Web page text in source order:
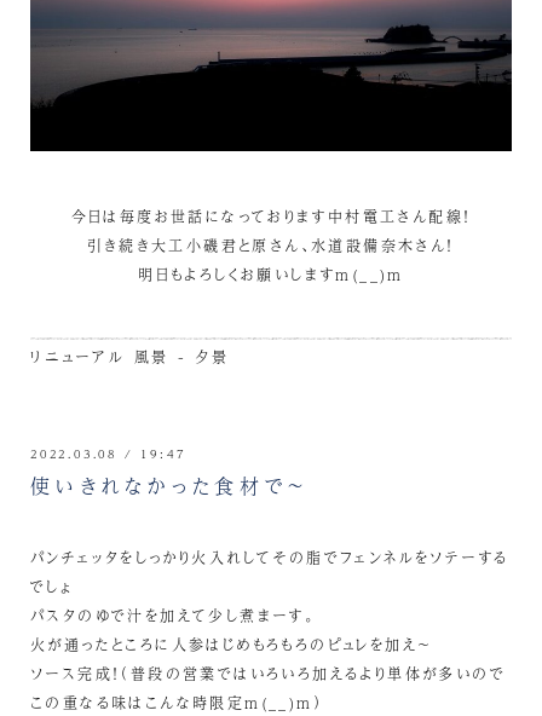
今日は毎度お世話になっております中村電工さん配線！
引き続き大工小磯君と原さん、水道設備奈木さん！
明日もよろしくお願いしますm(__)m
リニューアル 風景 - 夕景
2022.03.08 / 19:47
使いきれなかった食材で～
パンチェッタをしっかり火入れしてその脂でフェンネルをソテーする
でしょ
パスタのゆで汁を加えて少し煮まーす。
火が通ったところに人参はじめもろもろのピュレを加え～
ソース完成！（普段の営業ではいろいろ加えるより単体が多いので
この重なる味はこんな時限定m(__)m）